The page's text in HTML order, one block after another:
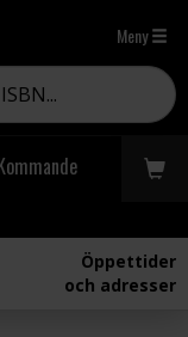
Meny
Öppettider
och adresser